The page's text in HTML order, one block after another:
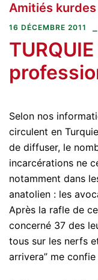
Aller
au
Amitiés
16 DÉCEMBRE 2011
Selon nos
circulent en
de diffuser, le
incarcérations ne
notamment dans
anatolien : les
Après la rafle de
concerné 37 des
tous sur les nerfs
arrivera” me